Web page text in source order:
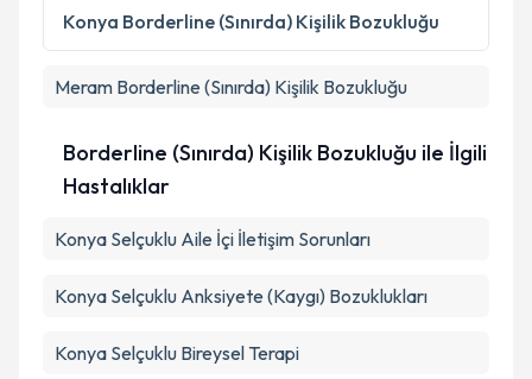
Kişisel verilerimin işlenmesine ilişkin
Aydınlatma
Metni'ni okudum ve kişisel verilerimin belirtilen
Konya Borderline (Sınırda) Kişilik Bozukluğu
Meram Borderline (Sınırda) Kişilik Bozukluğu
Borderline (Sınırda) Kişilik Bozukluğu ile İlgili
Hastalıklar
Konya Selçuklu Aile İçi İletişim Sorunları
Konya Selçuklu Anksiyete (Kaygı) Bozuklukları
Konya Selçuklu Bireysel Terapi